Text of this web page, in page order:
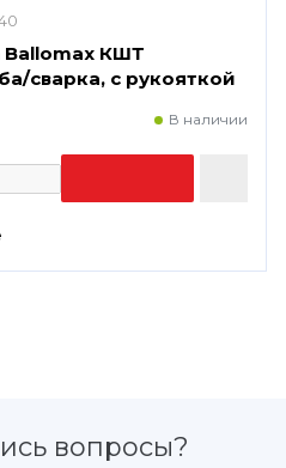
КШТ
сварка, с рукояткой
В наличии
вопросы?